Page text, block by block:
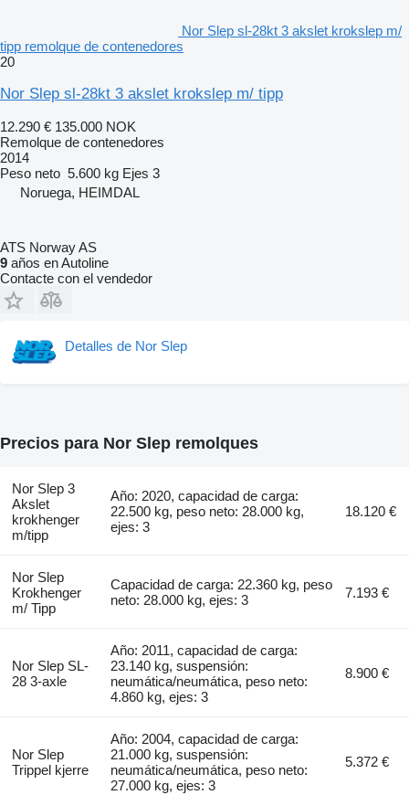
Nor Slep sl-28kt 3 akslet krokslep m/
tipp remolque de contenedores
20
Nor Slep sl-28kt 3 akslet krokslep m/ tipp
12.290 € 135.000 NOK
Remolque de contenedores
2014
Peso neto 5.600 kg Ejes 3
Noruega, HEIMDAL
ATS Norway AS
9 años en Autoline
Contacte con el vendedor
Detalles de Nor Slep
Precios para Nor Slep remolques
Nor Slep 3
Akslet
krokhenger
m/tipp
Año: 2020, capacidad de carga:
22.500 kg, peso neto: 28.000 kg,
ejes: 3
18.120 €
Nor Slep
Krokhenger
m/ Tipp
Capacidad de carga: 22.360 kg, peso
neto: 28.000 kg, ejes: 3
7.193 €
Nor Slep SL-
28 3-axle
Año: 2011, capacidad de carga:
23.140 kg, suspensión:
neumática/neumática, peso neto:
4.860 kg, ejes: 3
8.900 €
Nor Slep
Trippel kjerre
Año: 2004, capacidad de carga:
21.000 kg, suspensión:
neumática/neumática, peso neto:
27.000 kg, ejes: 3
5.372 €